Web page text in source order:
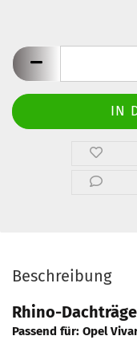
Beschreibung
Rhino-
Passend für: Opel